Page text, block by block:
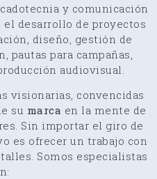
y comunicación
desarrollo de proyectos
diseño, gestión de
pautas para campañas,
audiovisual.
visionarias, convencidas
su marca en la mente de
Sin importar el giro de
es ofrecer un trabajo con
Somos especialistas